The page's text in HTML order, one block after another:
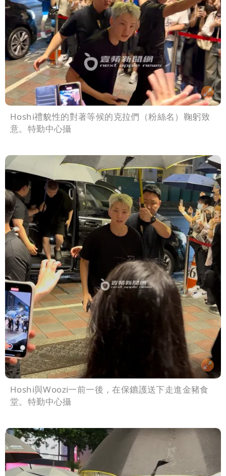
Hoshi禮貌性的對著等候的克拉們（粉絲名）鞠躬致
意。特勤中心攝
Hoshi與Woozi一前一後，在保鑣護送下走進金豬食
堂。特勤中心攝